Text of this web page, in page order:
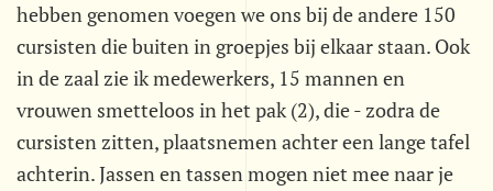
hebben genomen voegen we ons bij de andere 150
cursisten die buiten in groepjes bij elkaar staan. Ook
in de zaal zie ik medewerkers, 15 mannen en
vrouwen smetteloos in het pak (2), die - zodra de
cursisten zitten, plaatsnemen achter een lange tafel
achterin. Jassen en tassen mogen niet mee naar je